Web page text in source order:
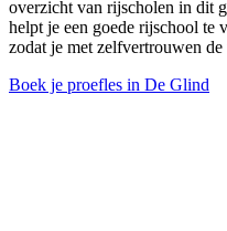
overzicht van rijscholen in dit
helpt je een goede rijschool te
zodat je met zelfvertrouwen
Boek je proefles in De Glind